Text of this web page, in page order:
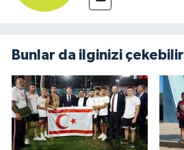
Bunlar da ilginizi çekebilir